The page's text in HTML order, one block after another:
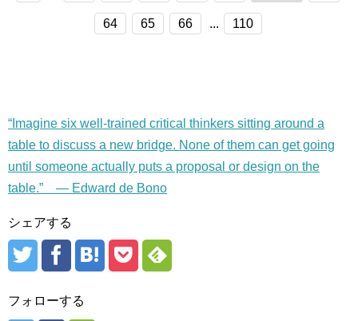
64 65 66 ... 110
“Imagine six well-trained critical thinkers sitting around a
table to discuss a new bridge. None of them can get going
until someone actually puts a proposal or design on the
table.” — Edward de Bono
シェアする
フォローする